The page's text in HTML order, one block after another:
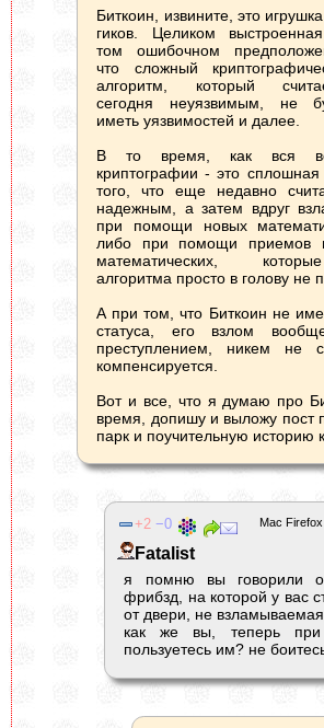
Биткоин, извините, это
гиков. Целиком
том ошибочном
что сложный
алгоритм, который
сегодня неуязвимым, не
иметь уязвимостей и далее.
В то время, как вся
криптографии - это сплошная
того, что еще недавно
надежным, а затем вдруг
при помощи новых
либо при помощи приемов
математических,
алгоритма просто в голову не
А при том, что Биткоин не
статуса, его взлом
преступлением, никем не
компенсируется.
Вот и все, что я думаю про
время, допишу и выложу пост
парк и поучительную историю
Mac Firefox
2 0
Fatalist
я помню вы говорили
фрибзд, на которой у вас
от двери, не взламываемая
как же вы, теперь при
пользуетесь им? не